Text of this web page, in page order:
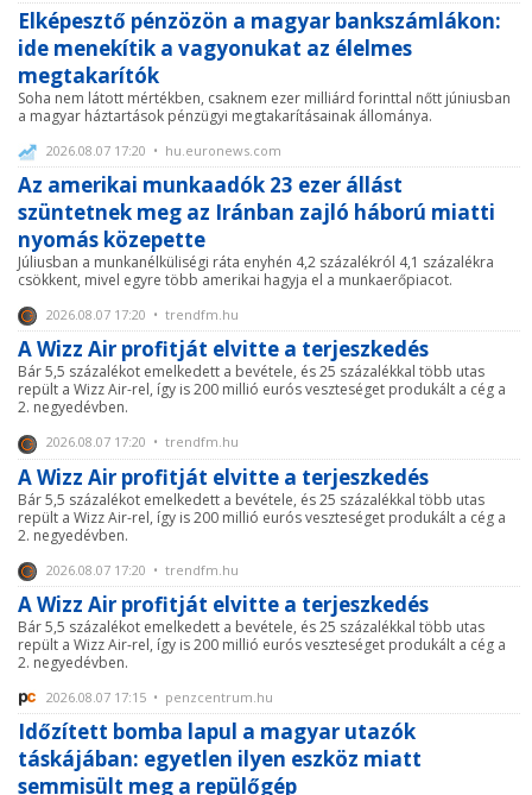
Elképesztő pénzözön a magyar bankszámlákon:
ide menekítik a vagyonukat az élelmes
megtakarítók
Soha nem látott mértékben, csaknem ezer milliárd forinttal nőtt júniusban
a magyar háztartások pénzügyi megtakarításainak állománya.
2026.08.07 17:20 • hu.euronews.com
Az amerikai munkaadók 23 ezer állást
szüntetnek meg az Iránban zajló háború miatti
nyomás közepette
Júliusban a munkanélküliségi ráta enyhén 4,2 százalékról 4,1 százalékra
csökkent, mivel egyre több amerikai hagyja el a munkaerőpiacot.
2026.08.07 17:20 • trendfm.hu
A Wizz Air profitját elvitte a terjeszkedés
Bár 5,5 százalékot emelkedett a bevétele, és 25 százalékkal több utas
repült a Wizz Air-rel, így is 200 millió eurós veszteséget produkált a cég a
2. negyedévben.
2026.08.07 17:20 • trendfm.hu
A Wizz Air profitját elvitte a terjeszkedés
Bár 5,5 százalékot emelkedett a bevétele, és 25 százalékkal több utas
repült a Wizz Air-rel, így is 200 millió eurós veszteséget produkált a cég a
2. negyedévben.
2026.08.07 17:20 • trendfm.hu
A Wizz Air profitját elvitte a terjeszkedés
Bár 5,5 százalékot emelkedett a bevétele, és 25 százalékkal több utas
repült a Wizz Air-rel, így is 200 millió eurós veszteséget produkált a cég a
2. negyedévben.
2026.08.07 17:15 • penzcentrum.hu
Időzített bomba lapul a magyar utazók
táskájában: egyetlen ilyen eszköz miatt
semmisült meg a repülőgép